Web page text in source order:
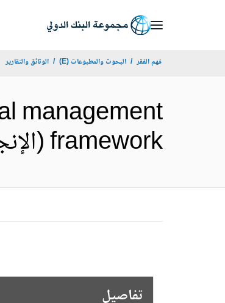
فهم الفقر البحوث والمطبوعات (E) الوثائق والتقارير
management
framework (الإنجليزية)
تفاصيل